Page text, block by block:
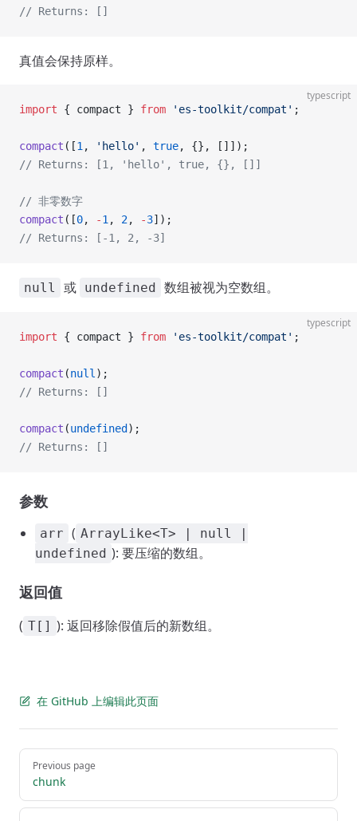
// Returns: []
真值会保持原样。
typescript
import { compact } from 'es-toolkit/compat' ;
compact ([1 , 'hello' , true, {}, []]);
// Returns: [1, 'hello', true, {}, []]
// 非零数字
compact ([0, -1 , 2, -3]);
// Returns: [-1, 2, -3]
null 或 undefined 数组被视为空数组。
typescript
import { compact } from 'es-toolkit/compat' ;
compact (null );
// Returns: []
compact (undefined );
// Returns: []
参数
arr ( ArrayLike<T> | null |
undefined ): 要压缩的数组。
返回值
( T[] ): 返回移除假值后的新数组。
在 GitHub 上编辑此页面
Pager
Previous page
chunk